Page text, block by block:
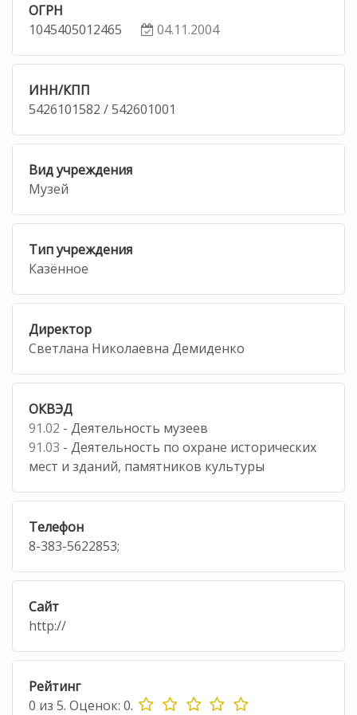
ОГРН
1045405012465
04.11.2004
ИНН/КПП
5426101582 / 542601001
Вид учреждения
Музей
Тип учреждения
Казённое
Директор
Светлана Николаевна Демиденко
ОКВЭД
91.02 - Деятельность музеев
91.03 - Деятельность по охране исторических
мест и зданий, памятников культуры
Телефон
8-383-5622853;
Сайт
http://
Рейтинг
0 из 5. Оценок: 0.